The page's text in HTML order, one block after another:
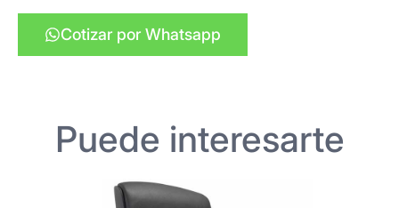
Cotizar por Whatsapp
Puede interesarte